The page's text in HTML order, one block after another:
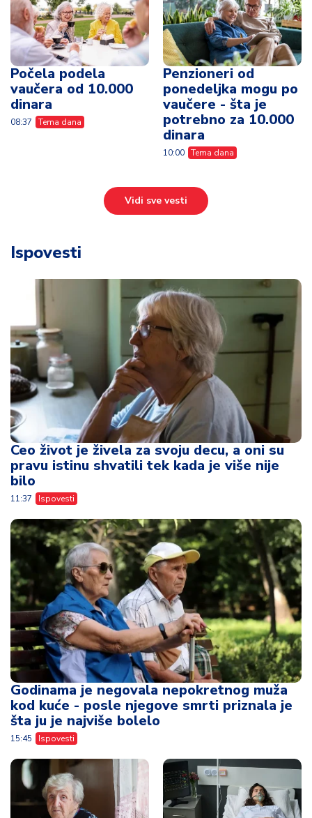
Počela podela
vaučera od 10.000
dinara
08:37 Tema dana
Penzioneri od
ponedeljka mogu po
vaučere - šta je
potrebno za 10.000
dinara
10:00 Tema dana
Vidi sve vesti
Ispovesti
Ceo život je živela za svoju decu, a oni su
pravu istinu shvatili tek kada je više nije
bilo
11:37 Ispovesti
Godinama je negovala nepokretnog muža
kod kuće - posle njegove smrti priznala je
šta ju je najviše bolelo
15:45 Ispovesti